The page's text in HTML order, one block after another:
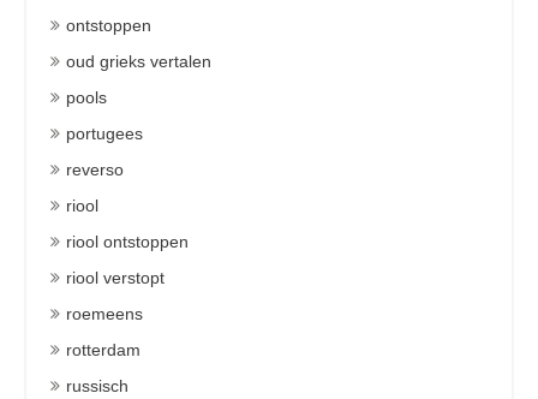
ontstoppen
oud grieks vertalen
pools
portugees
reverso
riool
riool ontstoppen
riool verstopt
roemeens
rotterdam
russisch